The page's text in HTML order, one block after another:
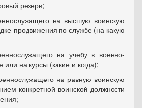
резерв;
на высшую воинскую
продвижения по службе (на какую
на учебу в военно-
или на курсы (какие и когда);
на равную воинскую
конкретной воинской должности